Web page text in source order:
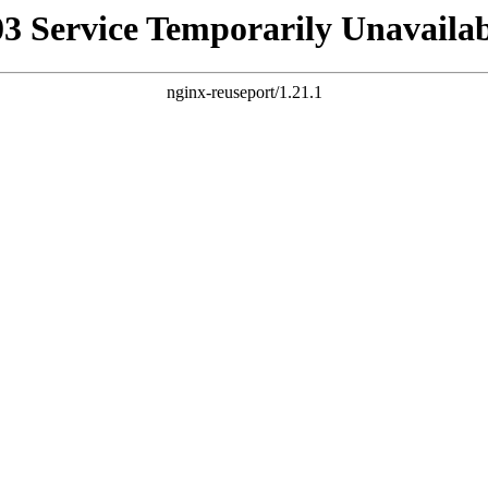
Service Temporarily
nginx-reuseport/1.21.1